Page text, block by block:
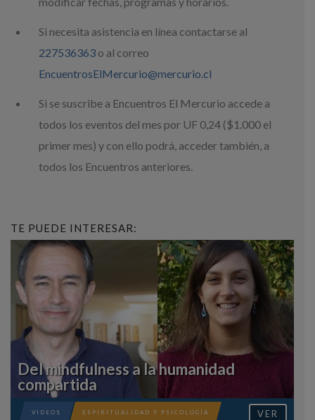
Si necesita asistencia en línea contactarse al
227536363 o al correo
EncuentrosElMercurio@mercurio.cl
Si se suscribe a Encuentros El Mercurio accede a
todos los eventos del mes por UF 0,24 ($1.000 el
primer mes) y con ello podrá, acceder también, a
todos los Encuentros anteriores.
TE PUEDE INTERESAR:
Del mindfulness a la humanidad
compartida
ESPIRITUALIDAD Y PSICOLOGÍA
VIDEOS VER